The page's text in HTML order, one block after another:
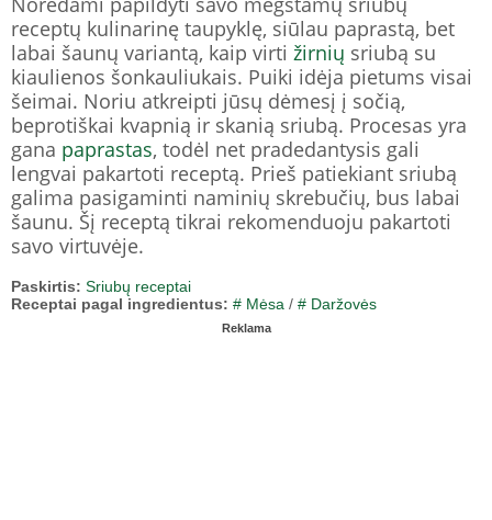
receptų kulinarinę taupyklę, siūlau paprastą, bet
labai šaunų variantą, kaip virti žirnių sriubą su
kiaulienos šonkauliukais. Puiki idėja pietums visai
šeimai. Noriu atkreipti jūsų dėmesį į sočią,
beprotiškai kvapnią ir skanią sriubą. Procesas yra
gana paprastas, todėl net pradedantysis gali
lengvai pakartoti receptą. Prieš patiekiant sriubą
galima pasigaminti naminių skrebučių, bus labai
šaunu. Šį receptą tikrai rekomenduoju pakartoti
savo virtuvėje.
Paskirtis: Sriubų receptai
Receptai pagal ingredientus: # Mėsa / # Daržovės
Reklama